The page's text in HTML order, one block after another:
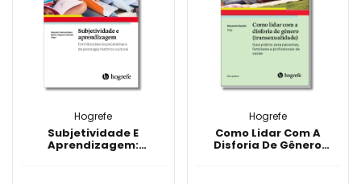
Hogrefe
Subjetividade E
Aprendizagem:
Hogrefe
Como Lidar Com A
Disforia De Gênero